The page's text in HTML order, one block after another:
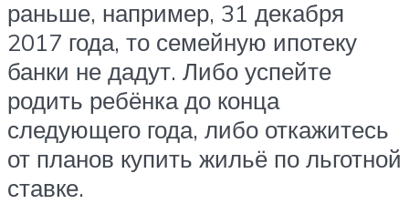
раньше, например, 31 декабря
2017 года, то семейную ипотеку
банки не дадут. Либо успейте
родить ребёнка до конца
следующего года, либо откажитесь
от планов купить жильё по льготной
ставке.